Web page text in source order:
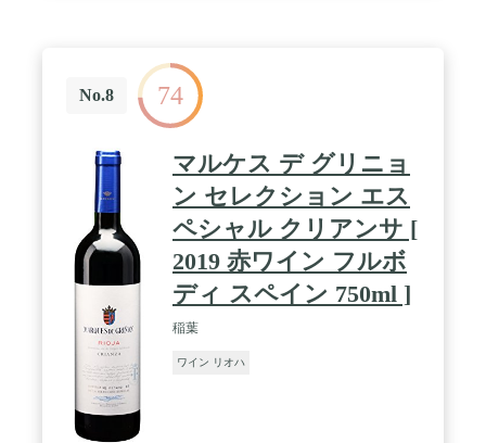
No.8 74
マルケス デ グリニョ
ン セレクション エス
ペシャル クリアンサ [
2019 赤ワイン フルボ
ディ スペイン 750ml ]
稲葉
ワイン リオハ